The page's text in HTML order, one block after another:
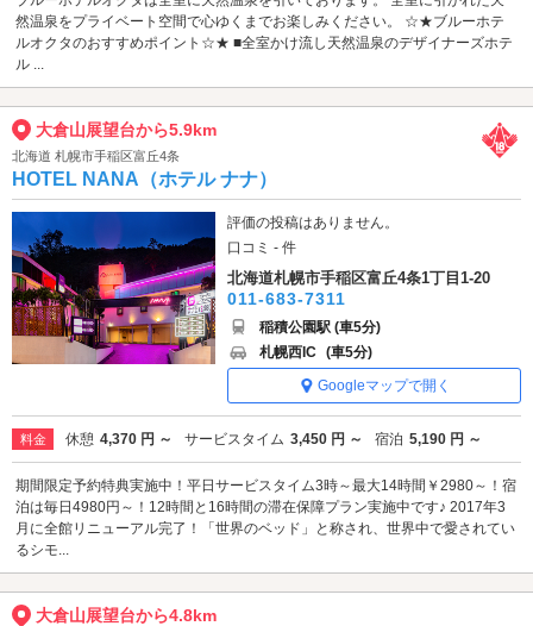
然温泉をプライベート空間で心ゆくまでお楽しみください。 ☆★ブルーホテ
ルオクタのおすすめポイント☆★ ■全室かけ流し天然温泉のデザイナーズホテ
ル ...
大倉山展望台から5.9km
北海道 札幌市手稲区富丘4条
HOTEL NANA（ホテル ナナ）
評価の投稿はありません。
口コミ - 件
北海道札幌市手稲区富丘4条1丁目1-20
011-683-7311
稲積公園駅 (車5分)
札幌西IC (車5分)
Googleマップで開く
料金 休憩 4,370 円 ～ サービスタイム 3,450 円 ～ 宿泊 5,190 円 ～
期間限定予約特典実施中！平日サービスタイム3時～最大14時間￥2980～！宿
泊は毎日4980円～！12時間と16時間の滞在保障プラン実施中です♪ 2017年3
月に全館リニューアル完了！「世界のベッド」と称され、世界中で愛されてい
るシモ...
大倉山展望台から4.8km